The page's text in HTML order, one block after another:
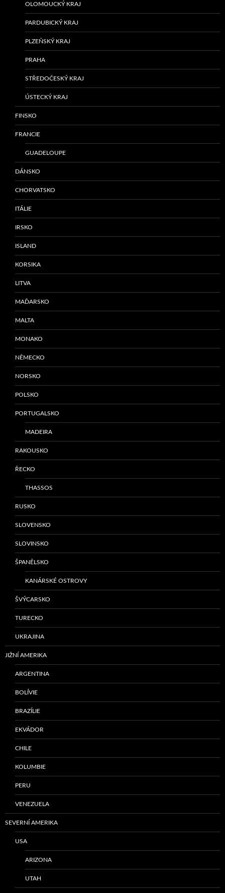
OLOMOUCKÝ KRAJ
PARDUBICKÝ KRAJ
PLZEŇSKÝ KRAJ
PRAHA
STŘEDOČESKÝ KRAJ
ÚSTECKÝ KRAJ
FINSKO
FRANCIE
GUADELOUPE
DÁNSKO
CHORVATSKO
ITÁLIE
IRSKO
ISLAND
KORSIKA
LITVA
MAĎARSKO
MALTA
MONAKO
NĚMECKO
NORSKO
POLSKO
PORTUGALSKO
MADEIRA
RAKOUSKO
ŘECKO
THASSOS
RUSKO
SLOVENSKO
SLOVINSKO
ŠPANĚLSKO
KANÁRSKÉ OSTROVY
ŠVÝCARSKO
TURECKO
UKRAJINA
JIŽNÍ AMERIKA
ARGENTINA
BOLÍVIE
BRAZÍLIE
EKVÁDOR
CHILE
KOLUMBIE
PERU
VENEZUELA
SEVERNÍ AMERIKA
USA
ARIZONA
UTAH